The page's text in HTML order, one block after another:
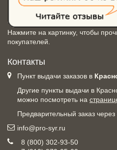
Нажмите на картинку, чтобы
покупателей.
Контакты
Пункт выдачи заказов в
Другие пункты выдачи в
можно посмотреть на
Предварительный заказ через
info@pro-syr.ru
8 (800) 302-93-50